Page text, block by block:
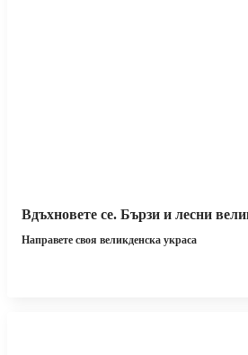
Вдъхновете се. Бързи и лесни
Направете своя великденска украса